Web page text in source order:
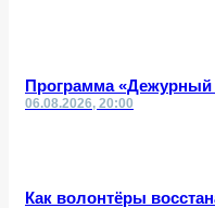
Программа «Дежурный
06.08.2026, 20:00
Как волонтёры